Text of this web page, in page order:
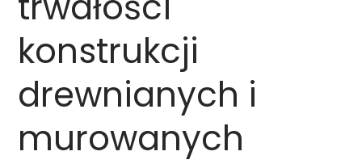
konstrukcji
drewnianych i
murowanych